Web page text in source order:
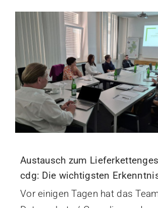
Austausch zum
cdg: Die wichtigsten
Vor einigen Tagen hat das